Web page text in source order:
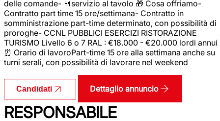
delle comande- 🍴servizio al tavolo 🎁 Cosa offriamo-
Contratto part time 15 ore/settimana- Contratto in
somministrazione part-time determinato, con possibilità di
proroghe- CCNL PUBBLICI ESERCIZI RISTORAZIONE
TURISMO Livello 6 o 7 RAL : €18.000 - €20.000 lordi annui
⏰ Orario di lavoroPart-time 15 ore alla settimana anche su
turni serali, con possibilità di lavorare nel weekend
Candidati Dettaglio annuncio
RESPONSABILE